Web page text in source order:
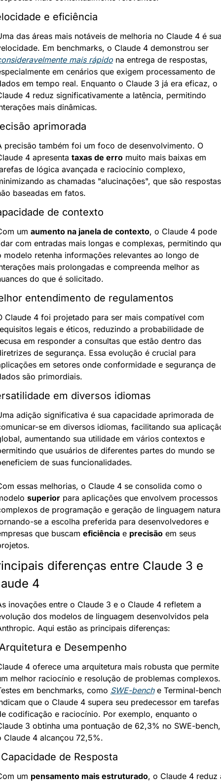
e eficiência
das áreas mais notáveis de melhoria no Claude 4 é
velocidade. Em benchmarks, o Claude 4 demonstrou ser
mais rápido na entrega de respostas,
em cenários que exigem processamento de
em tempo real. Enquanto o Claude 3 já era eficaz, o
4 reduz significativamente a latência, permitindo
mais dinâmicas.
aprimorada
precisão também foi um foco de desenvolvimento. O
4 apresenta taxas de erro muito mais baixas em
de lógica avançada e raciocínio complexo,
as chamadas "alucinações", que são respostas
baseadas em fatos.
de contexto
um aumento na janela de contexto, o Claude 4 pode
com entradas mais longas e complexas, permitindo
modelo retenha informações relevantes ao longo de
mais prolongadas e compreenda melhor as
do que é solicitado.
entendimento de regulamentos
Claude 4 foi projetado para ser mais compatível com
legais e éticos, reduzindo a probabilidade de
em responder a consultas que estão dentro das
de segurança. Essa evolução é crucial para
em setores onde conformidade e segurança de
são primordiais.
em diversos idiomas
adição significativa é sua capacidade aprimorada de
se em diversos idiomas, facilitando sua
aumentando sua utilidade em vários contextos e
que usuários de diferentes partes do mundo se
de suas funcionalidades.
essas melhorias, o Claude 4 se consolida como o
superior para aplicações que envolvem processos
de programação e geração de linguagem
se a escolha preferida para desenvolvedores e
que buscam eficiência e precisão em seus
diferenças entre Claude 3 e
4
inovações entre o Claude 3 e o Claude 4 refletem a
dos modelos de linguagem desenvolvidos pela
Aqui estão as principais diferenças:
e Desempenho
4 oferece uma arquitetura mais robusta que permite
melhor raciocínio e resolução de problemas complexos.
em benchmarks, como SWE-bench e Terminal-
que o Claude 4 supera seu predecessor em tarefas
codificação e raciocínio. Por exemplo, enquanto o
3 obtinha uma pontuação de 62,3% no SWE-bench,
Claude 4 alcançou 72,5%.
de Resposta
um pensamento mais estruturado, o Claude 4 reduz